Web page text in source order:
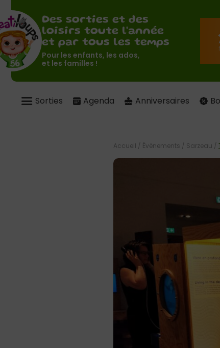
Des sorties et des
loisirs toute l'année
et par tous les temps
Pour les enfants, les ados,
et les familles !
Sorties Agenda Anniversaires
Accueil / Évènements / Sarzeau /